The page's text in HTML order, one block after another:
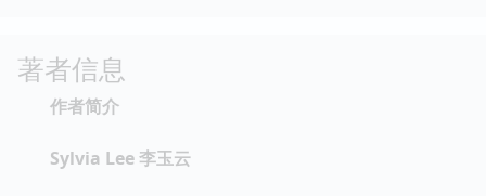
著者信息
作者简介
Sylvia Lee 李玉云